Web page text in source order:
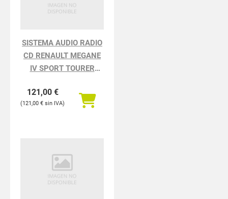
SISTEMA AUDIO RADIO
CD RENAULT MEGANE
IV SPORT TOURER
121,00 €
121,00 €